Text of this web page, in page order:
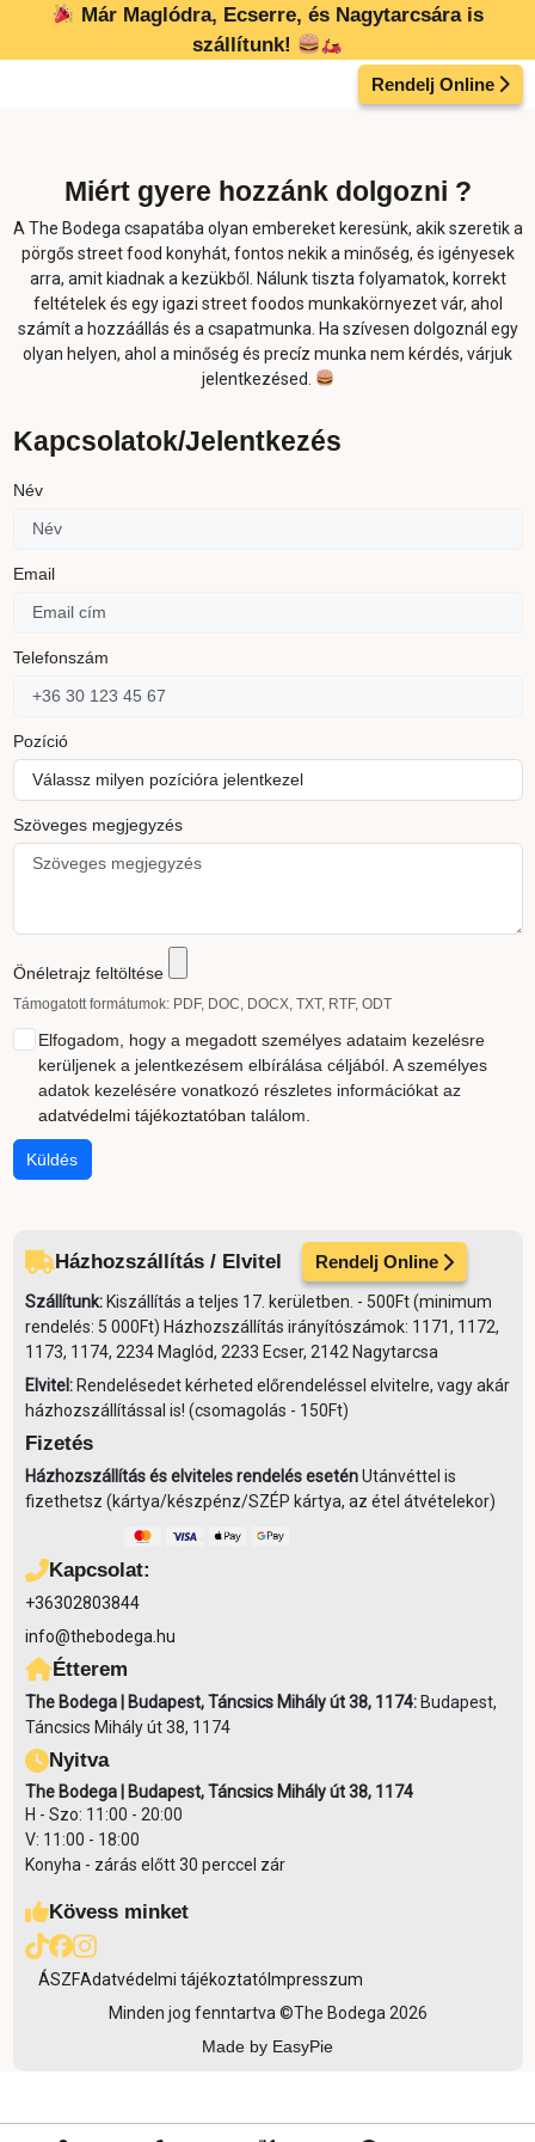
tartalomba
Már Maglódra, Ecserre, és Nagytarcsára is
szállítunk!
Rendelj Online
Miért gyere hozzánk dolgozni ?
A The Bodega csapatába olyan embereket keresünk, akik szeretik a
pörgős street food konyhát, fontos nekik a minőség, és igényesek
arra, amit kiadnak a kezükből. Nálunk tiszta folyamatok, korrekt
feltételek és egy igazi street foodos munkakörnyezet vár, ahol
számít a hozzáállás és a csapatmunka. Ha szívesen dolgoznál egy
olyan helyen, ahol a minőség és precíz munka nem kérdés, várjuk
jelentkezésed.
Kapcsolatok/Jelentkezés
Név
Email
Telefonszám
Pozíció
Szöveges megjegyzés
Önéletrajz feltöltése
Támogatott formátumok: PDF, DOC, DOCX, TXT, RTF, ODT
Elfogadom, hogy a megadott személyes adataim kezelésre
kerüljenek a jelentkezésem elbírálása céljából. A személyes
adatok kezelésére vonatkozó részletes információkat az
adatvédelmi tájékoztatóban találom.
Küldés
Házhozszállítás / Elvitel Rendelj Online
Szállítunk: Kiszállítás a teljes 17. kerületben. - 500Ft (minimum
rendelés: 5 000Ft) Házhozszállítás irányítószámok: 1171, 1172,
1173, 1174, 2234 Maglód, 2233 Ecser, 2142 Nagytarcsa
Elvitel: Rendelésedet kérheted előrendeléssel elvitelre, vagy akár
házhozszállítással is! (csomagolás - 150Ft)
Fizetés
Házhozszállítás és elviteles rendelés eseténUtánvéttel is
fizethetsz (kártya/készpénz/SZÉP kártya, az étel átvételekor)
Kapcsolat:
+36302803844
info@thebodega.hu
Étterem
The Bodega | Budapest, Táncsics Mihály út 38, 1174: Budapest,
Táncsics Mihály út 38, 1174
Nyitva
The Bodega | Budapest, Táncsics Mihály út 38, 1174
H - Szo: 11:00 - 20:00
V: 11:00 - 18:00
Konyha - zárás előtt 30 perccel zár
Kövess minket
ÁSZFAdatvédelmi tájékoztató Impresszum
Minden jog fenntartva ©The Bodega 2026
Made by EasyPie